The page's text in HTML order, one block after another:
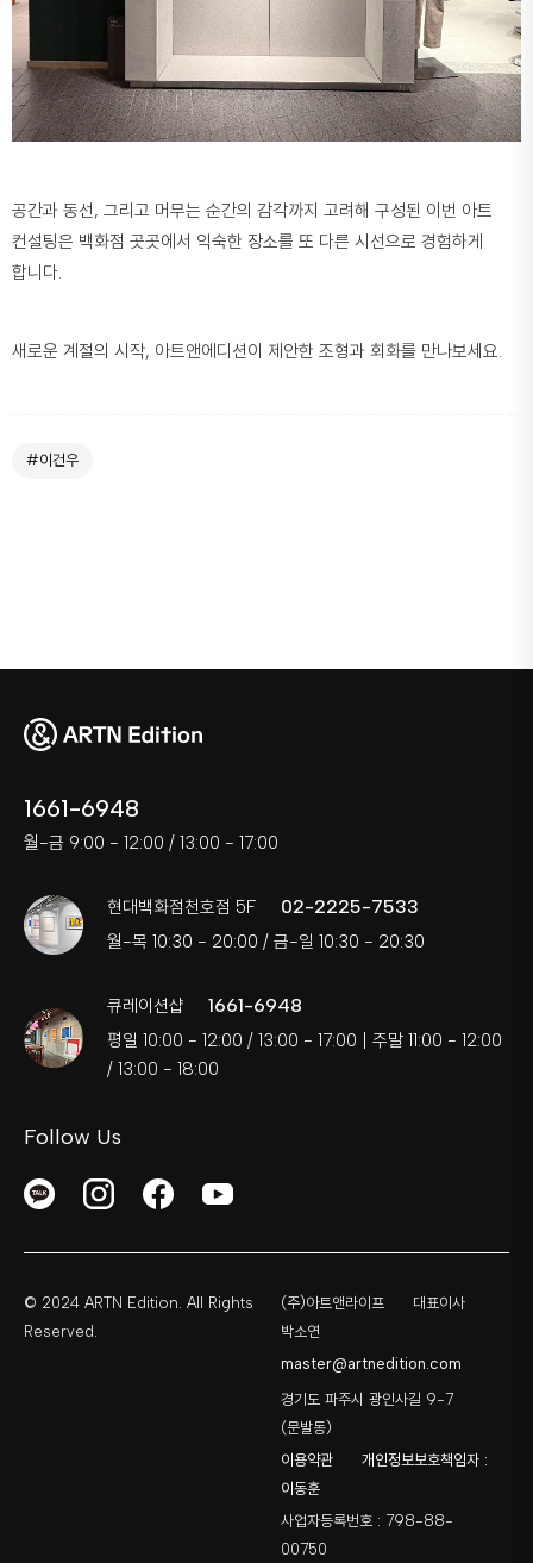
공간과 동선, 그리고 머무는 순간의 감각까지 고려해 구성된 이번 아트
컨설팅은 백화점 곳곳에서 익숙한 장소를 또 다른 시선으로 경험하게
합니다.
새로운 계절의 시작, 아트앤에디션이 제안한 조형과 회화를 만나보세요.
#이건우
1661-6948
월-금 9:00 - 12:00 / 13:00 - 17:00
현대백화점천호점 5F 02-2225-7533
월-목 10:30 - 20:00 / 금-일 10:30 - 20:30
큐레이션샵 1661-6948
평일 10:00 - 12:00 / 13:00 - 17:00 | 주말 11:00 - 12:00
/ 13:00 - 18:00
Follow Us
© 2024 ARTN Edition. All Rights
Reserved.
(주)아트앤라이프
대표이사
박소연
master@artnedition.com
경기도 파주시 광인사길 9-7
(문발동)
이용약관
개인정보보호책임자 :
이동훈
사업자등록번호 : 798-88-
00750